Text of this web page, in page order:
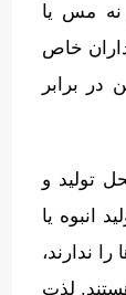
نه مس یا
خاص
در برابر
تولید و
انبوه یا
ندارند،
. لذت